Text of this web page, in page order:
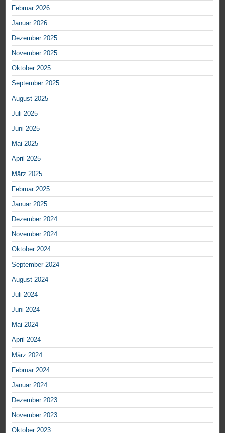
Februar 2026
Januar 2026
Dezember 2025
November 2025
Oktober 2025
September 2025
August 2025
Juli 2025
Juni 2025
Mai 2025
April 2025
März 2025
Februar 2025
Januar 2025
Dezember 2024
November 2024
Oktober 2024
September 2024
August 2024
Juli 2024
Juni 2024
Mai 2024
April 2024
März 2024
Februar 2024
Januar 2024
Dezember 2023
November 2023
Oktober 2023